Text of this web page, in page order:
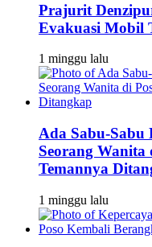
Prajurit
Evakuasi Mobil
1 minggu lalu
Ada Sabu-Sabu
Seorang Wanita
Temannya
1 minggu lalu